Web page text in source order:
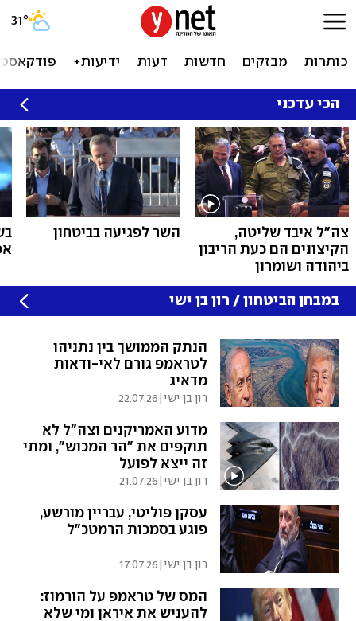
31°
כותרות מבזקים חדשות דעות ידיעות+
הכי עדכני
צה״ל איבד שליטה,
הקיצונים הם כעת הריבון
ביהודה ושומרון
השר לפגיעה בביטחון
במבחן הביטחון / רון בן ישי
הנתק הממושך בין נתניהו
לטראמפ גורם לאי-ודאות
מדאיג
רון בן ישי|
22.07.26
מדוע האמריקנים וצה"ל לא
תוקפים את "הר המכוש", ומתי
זה ייצא לפועל
רון בן ישי|
21.07.26
עסקן פוליטי, עבריין מורשע,
פוגע בסמכות הרמטכ"ל
רון בן ישי|
17.07.26
המס של טראמפ על הורמוז:
להעניש את איראן ומי שלא